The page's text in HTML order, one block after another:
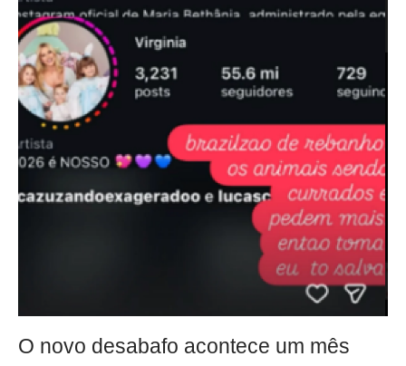
O novo desabafo acontece um mês